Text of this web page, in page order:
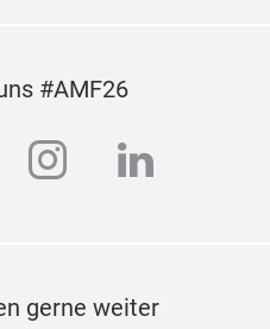
#AMF26
instagram
linkedin
gerne weiter